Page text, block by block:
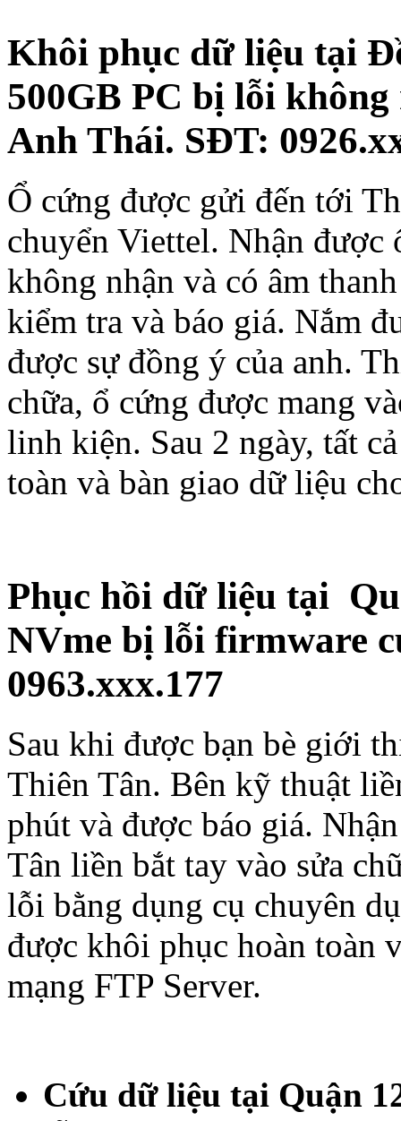
Khôi phục dữ liệu tại
500GB PC bị lỗi
Anh Thái. SĐT:
Ổ cứng được gửi đến tới
chuyển Viettel. Nhận
không nhận và có âm
kiểm tra và báo giá. Nắm
được sự đồng ý của anh.
chữa, ổ cứng được mang
linh kiện. Sau 2 ngày, tất
toàn và bàn giao dữ liệu
Phục hồi dữ liệu tại
NVme bị lỗi firmware
0963.xxx.177
Sau khi được bạn bè giới
Thiên Tân. Bên kỹ thuật
phút và được báo giá.
Tân liền bắt tay vào sửa
lỗi bằng dụng cụ chuyên
được khôi phục hoàn toàn
mạng FTP Server.
Cứu dữ liệu tại Quận